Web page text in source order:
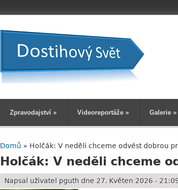
Zpravodajství » Videoreportáže » Galerie »
Jste zde
Domů » Holčák: V neděli chceme odvést dobrou
Holčák: V neděli chceme
Napsal uživatel pguth dne 27. Květen 2026 -